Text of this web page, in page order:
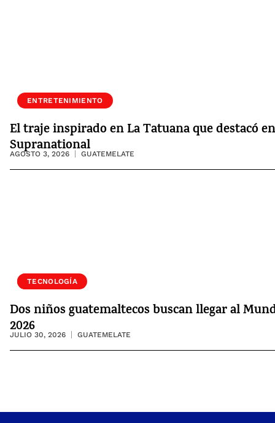
ENTRETENIMIENTO
El traje inspirado en La Tatuana que destacó
Supranational
AGOSTO 3, 2026 GUATEMELATE
SOCIEDAD
TECNOLOGÍA
Dos niños guatemaltecos buscan llegar al
2026
JULIO 30, 2026 GUATEMELATE